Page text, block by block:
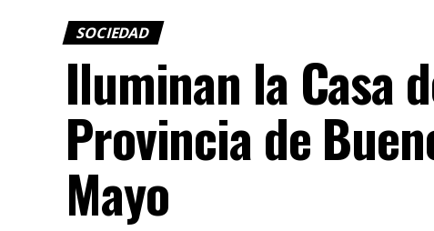
SOCIEDAD
Iluminan la Casa
Provincia de
Mayo